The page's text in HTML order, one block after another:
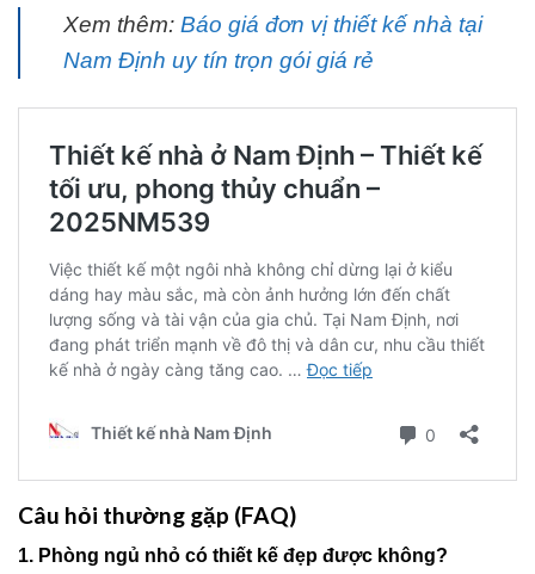
Xem thêm: Báo giá đơn vị thiết kế nhà tại
Nam Định uy tín trọn gói giá rẻ
Câu hỏi thường gặp (FAQ)
1. Phòng ngủ nhỏ có thiết kế đẹp được không?